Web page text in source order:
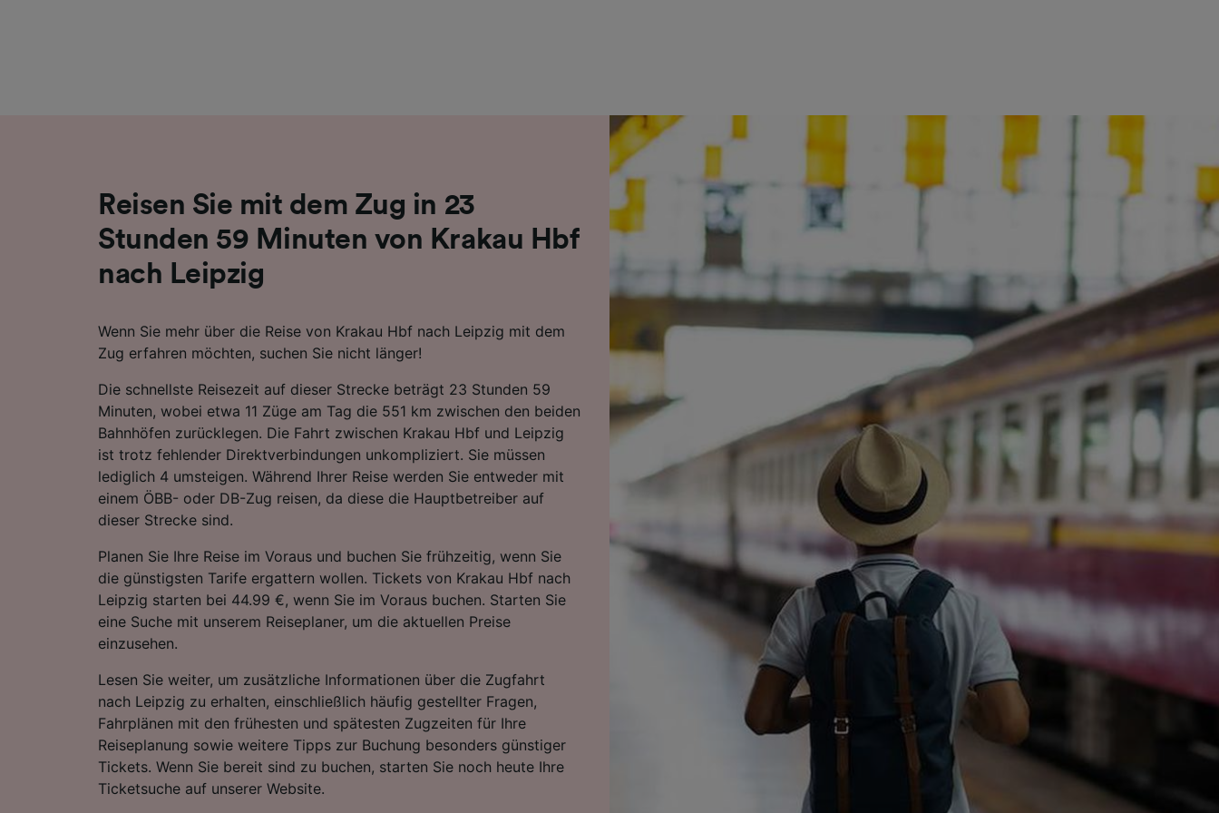
Reisen Sie mit dem Zug in 23
Stunden 59 Minuten von Krakau Hbf
nach Leipzig
Wenn Sie mehr über die Reise von Krakau Hbf nach Leipzig mit dem
Zug erfahren möchten, suchen Sie nicht länger!
Die schnellste Reisezeit auf dieser Strecke beträgt 23 Stunden 59
Minuten, wobei etwa 11 Züge am Tag die 551 km zwischen den beiden
Bahnhöfen zurücklegen. Die Fahrt zwischen Krakau Hbf und Leipzig
ist trotz fehlender Direktverbindungen unkompliziert. Sie müssen
lediglich 4 umsteigen. Während Ihrer Reise werden Sie entweder mit
einem ÖBB- oder DB-Zug reisen, da diese die Hauptbetreiber auf
dieser Strecke sind.
Planen Sie Ihre Reise im Voraus und buchen Sie frühzeitig, wenn Sie
die günstigsten Tarife ergattern wollen. Tickets von Krakau Hbf nach
Leipzig starten bei 44.99 €, wenn Sie im Voraus buchen. Starten Sie
eine Suche mit unserem Reiseplaner, um die aktuellen Preise
einzusehen.
Lesen Sie weiter, um zusätzliche Informationen über die Zugfahrt
nach Leipzig zu erhalten, einschließlich häufig gestellter Fragen,
Fahrplänen mit den frühesten und spätesten Zugzeiten für Ihre
Reiseplanung sowie weitere Tipps zur Buchung besonders günstiger
Tickets. Wenn Sie bereit sind zu buchen, starten Sie noch heute Ihre
Ticketsuche auf unserer Website.